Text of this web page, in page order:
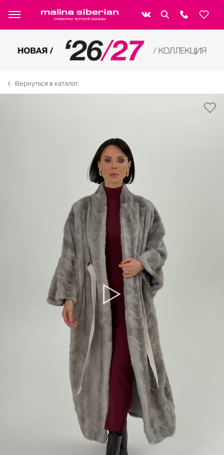
Вернуться в каталог